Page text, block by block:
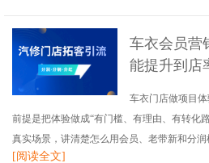
车衣会员营
能提升到店
车衣门店做项目
前提是把体验做成“有门槛、有理由、有转化
真实场景，讲清楚怎么用会员、老带新和分润
[阅读全文]